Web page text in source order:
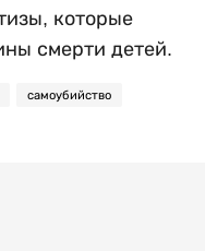
которые
смерти детей.
самоубийство